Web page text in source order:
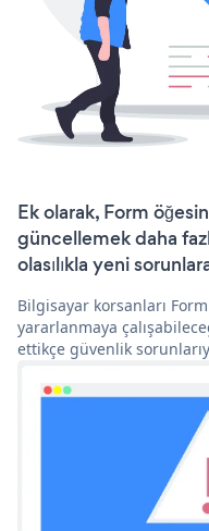
Ek olarak, Form
güncellemek daha
olasılıkla yeni
Bilgisayar korsanları
yararlanmaya
ettikçe güvenlik